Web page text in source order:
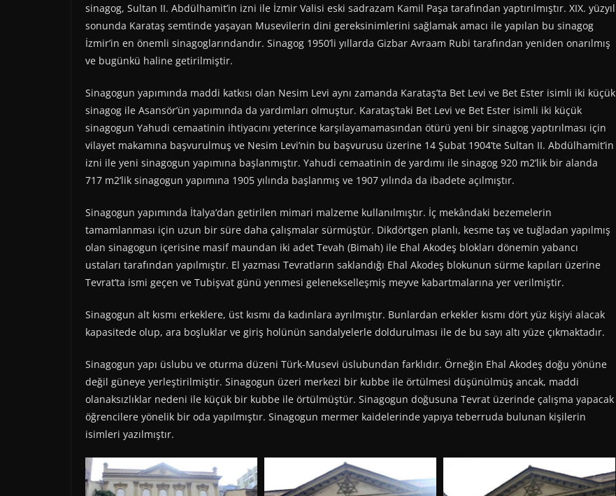
sinagog, Sultan II. Abdülhamit’in izni ile İzmir Valisi eski sadrazam Kamil Paşa tarafından yaptırılmıştır. XIX. yüzyıl
sonunda Karataş semtinde yaşayan Musevilerin dini gereksinimlerini sağlamak amacı ile yapılan bu sinagog
İzmir’in en önemli sinagoglarındandır. Sinagog 1950’li yıllarda Gizbar Avraam Rubi tarafından yeniden onarılmış
ve bugünkü haline getirilmiştir.
Sinagogun yapımında maddi katkısı olan Nesim Levi aynı zamanda Karataş’ta Bet Levi ve Bet Ester isimli iki küçük
sinagog ile Asansör’ün yapımında da yardımları olmuştur. Karataş’taki Bet Levi ve Bet Ester isimli iki küçük
sinagogun Yahudi cemaatinin ihtiyacını yeterince karşılayamamasından ötürü yeni bir sinagog yaptırılması için
vilayet makamına başvurulmuş ve Nesim Levi’nin bu başvurusu üzerine 14 Şubat 1904’te Sultan II. Abdülhamit’in
izni ile yeni sinagogun yapımına başlanmıştır. Yahudi cemaatinin de yardımı ile sinagog 920 m2’lik bir alanda
717 m2’lik sinagogun yapımına 1905 yılında başlanmış ve 1907 yılında da ibadete açılmıştır.
Sinagogun yapımında İtalya’dan getirilen mimari malzeme kullanılmıştır. İç mekândaki bezemelerin
tamamlanması için uzun bir süre daha çalışmalar sürmüştür. Dikdörtgen planlı, kesme taş ve tuğladan yapılmış
olan sinagogun içerisine masif maundan iki adet Tevah (Bimah) ile Ehal Akodeş blokları dönemin yabancı
ustaları tarafından yapılmıştır. El yazması Tevratların saklandığı Ehal Akodeş blokunun sürme kapıları üzerine
Tevrat’ta ismi geçen ve Tubişvat günü yenmesi gelenekselleşmiş meyve kabartmalarına yer verilmiştir.
Sinagogun alt kısmı erkeklere, üst kısmı da kadınlara ayrılmıştır. Bunlardan erkekler kısmı dört yüz kişiyi alacak
kapasitede olup, ara boşluklar ve giriş holünün sandalyelerle doldurulması ile de bu sayı altı yüze çıkmaktadır.
Sinagogun yapı üslubu ve oturma düzeni Türk-Musevi üslubundan farklıdır. Örneğin Ehal Akodeş doğu yönüne
değil güneye yerleştirilmiştir. Sinagogun üzeri merkezi bir kubbe ile örtülmesi düşünülmüş ancak, maddi
olanaksızlıklar nedeni ile küçük bir kubbe ile örtülmüştür. Sinagogun doğusuna Tevrat üzerinde çalışma yapacak
öğrencilere yönelik bir oda yapılmıştır. Sinagogun mermer kaidelerinde yapıya teberruda bulunan kişilerin
isimleri yazılmıştır.